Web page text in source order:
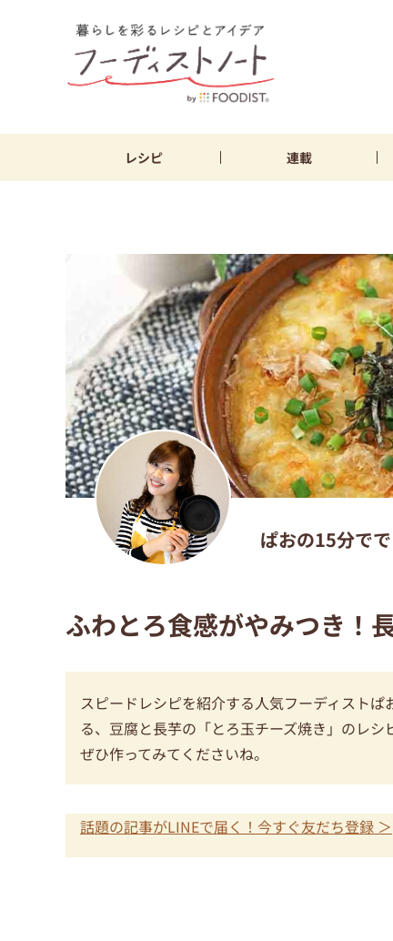
レシピ 連載
ぱおの15分で
ふわとろ食感がやみつき！
スピードレシピを紹介する人気フーディスト
る、豆腐と長芋の「とろ玉チーズ焼き」のレシ
ぜひ作ってみてくださいね。
話題の記事がLINEで届く！今すぐ友だち登録 ＞